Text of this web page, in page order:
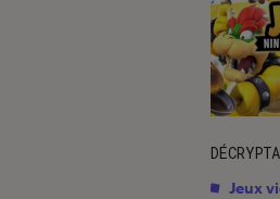
Jeux